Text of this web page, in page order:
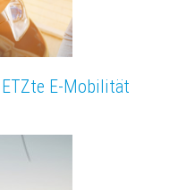
E-Mobilität